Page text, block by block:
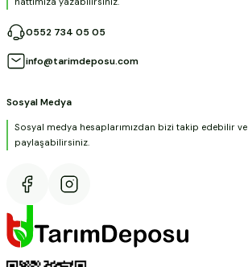
0552 734 05 05
info@tarimdeposu.com
Sosyal Medya
Sosyal medya hesaplarımızdan bizi takip edebilir ve
paylaşabilirsiniz.